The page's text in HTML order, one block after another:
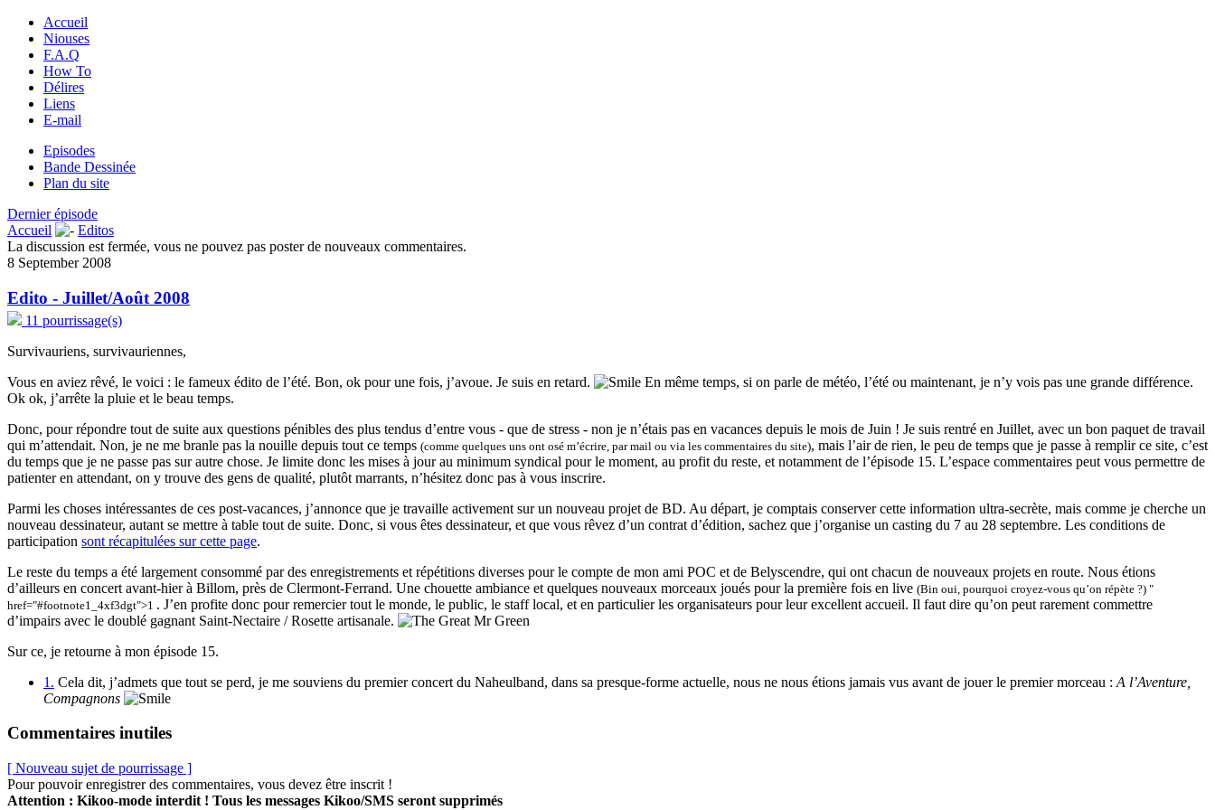
Accueil
Niouses
F.A.Q
How To
Délires
Liens
E-mail
Episodes
Bande Dessinée
Plan du site
Dernier épisode
Accueil
Editos
La discussion est fermée, vous ne pouvez pas poster de nouveaux commentaires.
8 September 2008
Edito - Juillet/Août 2008
11 pourrissage(s)
Survivauriens, survivauriennes,
Vous en aviez rêvé, le voici : le fameux édito de l’été. Bon, ok pour une fois, j’avoue. Je suis en retard.
En même temps, si on parle de météo, l’été ou maintenant, je n’y vois pas une grande différence.
Ok ok, j’arrête la pluie et le beau temps.
Donc, pour répondre tout de suite aux questions pénibles des plus tendus d’entre vous - que de stress - non je n’étais pas en vacances depuis le mois de Juin ! Je suis rentré en Juillet, avec un bon paquet de travail
qui m’attendait. Non, je ne me branle pas la nouille depuis tout ce temps (comme quelques uns ont osé m’écrire, par mail ou via les commentaires du site), mais l’air de rien, le peu de temps que je passe à remplir ce site, c’est
du temps que je ne passe pas sur autre chose. Je limite donc les mises à jour au minimum syndical pour le moment, au profit du reste, et notamment de l’épisode 15. L’espace commentaires peut vous permettre de
patienter en attendant, on y trouve des gens de qualité, plutôt marrants, n’hésitez donc pas à vous inscrire.
Parmi les choses intéressantes de ces post-vacances, j’annonce que je travaille activement sur un nouveau projet de BD. Au départ, je comptais conserver cette information ultra-secrète, mais comme je cherche un
nouveau dessinateur, autant se mettre à table tout de suite. Donc, si vous êtes dessinateur, et que vous rêvez d’un contrat d’édition, sachez que j’organise un casting du 7 au 28 septembre. Les conditions de
participation sont récapitulées sur cette page.
Le reste du temps a été largement consommé par des enregistrements et répétitions diverses pour le compte de mon ami POC et de Belyscendre, qui ont chacun de nouveaux projets en route. Nous étions
d’ailleurs en concert avant-hier à Billom, près de Clermont-Ferrand. Une chouette ambiance et quelques nouveaux morceaux joués pour la première fois en live (Bin oui, pourquoi croyez-vous qu’on répète ?) "
href="#footnote1_4xf3dgt">1 . J’en profite donc pour remercier tout le monde, le public, le staff local, et en particulier les organisateurs pour leur excellent accueil. Il faut dire qu’on peut rarement commettre
d’impairs avec le doublé gagnant Saint-Nectaire / Rosette artisanale.
Sur ce, je retourne à mon épisode 15.
1. Cela dit, j’admets que tout se perd, je me souviens du premier concert du Naheulband, dans sa presque-forme actuelle, nous ne nous étions jamais vus avant de jouer le premier morceau : A l’Aventure,
Compagnons
Commentaires inutiles
[ Nouveau sujet de pourrissage ]
Pour pouvoir enregistrer des commentaires, vous devez être inscrit !
Attention : Kikoo-mode interdit ! Tous les messages Kikoo/SMS seront supprimés